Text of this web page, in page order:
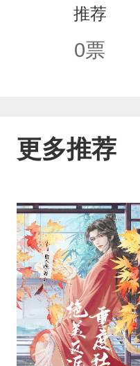
推荐
0票
更多推荐